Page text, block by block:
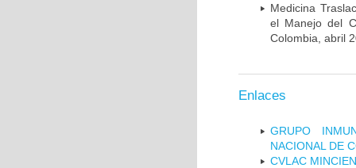
Medicina
el Manejo del
Colombia, abril
Enlaces
GRUPO
NACIONAL DE
CVLAC